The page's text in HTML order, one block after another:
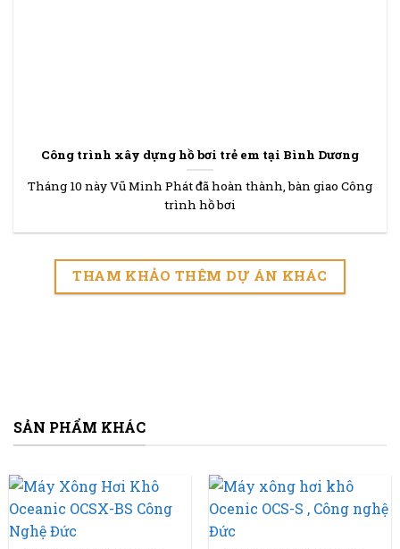
Công trình xây dựng hồ bơi trẻ em tại Bình Dương
Tháng 10 này Vũ Minh Phát đã hoàn thành, bàn giao Công
trình hồ bơi
THAM KHẢO THÊM DỰ ÁN KHÁC
SẢN PHẨM KHÁC